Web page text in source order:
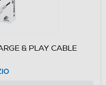
& PLAY CABLE